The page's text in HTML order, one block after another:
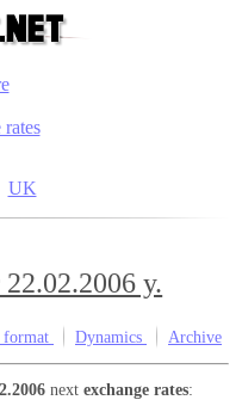
UK
y.
Dynamics Archive
nextexchange rates: